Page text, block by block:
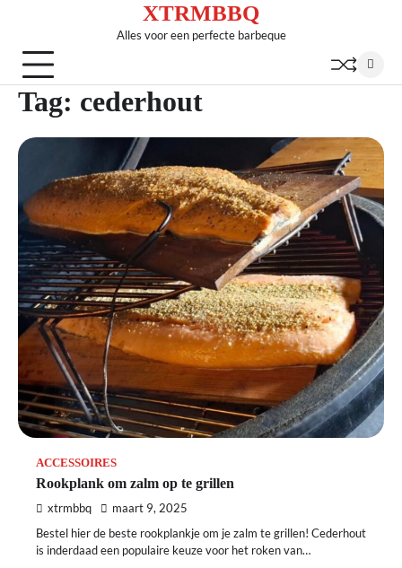
content
XTRMBBQ
Alles voor een perfecte barbeque
Tag: cederhout
ACCESSOIRES
Rookplank om zalm op te grillen
xtrmbbq maart 9, 2025
Bestel hier de beste rookplankje om je zalm te grillen! Cederhout
is inderdaad een populaire keuze voor het roken van…